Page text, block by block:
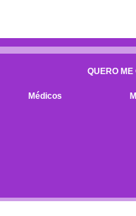
QUERO
Médicos